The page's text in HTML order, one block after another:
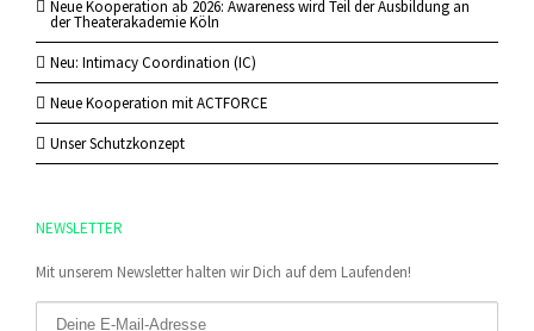
Neue Kooperation ab 2026: Awareness wird Teil der Ausbildung an
der Theaterakademie Köln
Neu: Intimacy Coordination (IC)
Neue Kooperation mit ACTFORCE
Unser Schutzkonzept
NEWSLETTER
Mit unserem Newsletter halten wir Dich auf dem Laufenden!